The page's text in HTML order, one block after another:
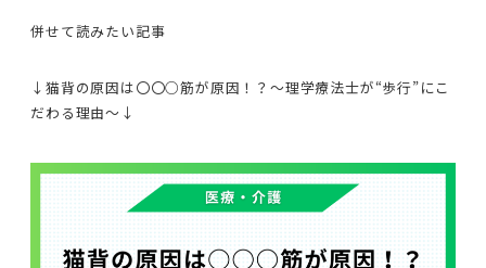
併せて読みたい記事
↓猫背の原因は〇〇○筋が原因！？〜理学療法士が“歩行”にこ
だわる理由〜↓